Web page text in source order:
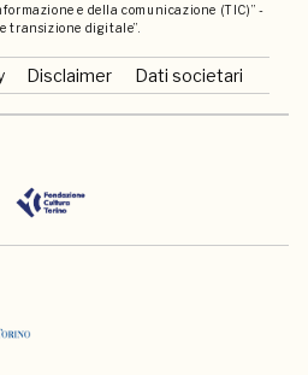
e della comunicazione (TIC)” -
transizione digitale”.
Disclaimer Dati societari